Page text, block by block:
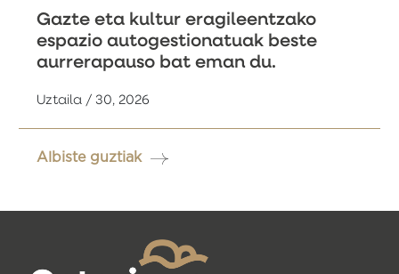
Gazte eta kultur eragileentzako
espazio autogestionatuak beste
aurrerapauso bat eman du.
Uztaila / 30, 2026
Albiste guztiak